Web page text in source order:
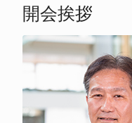
開会挨拶